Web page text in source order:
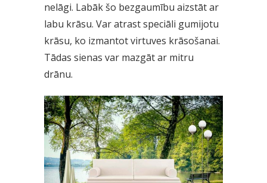
nelāgi. Labāk šo bezgaumību aizstāt ar
labu krāsu. Var atrast speciāli gumijotu
krāsu, ko izmantot virtuves krāsošanai.
Tādas sienas var mazgāt ar mitru
drānu.